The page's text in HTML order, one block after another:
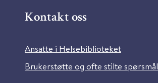
Kontakt oss
Ansatte i Helsebiblioteket
Brukerstøtte og ofte stilte spørsmål